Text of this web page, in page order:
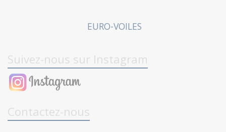
EURO-VOILES
Suivez-nous sur Instagram
Contactez-nous